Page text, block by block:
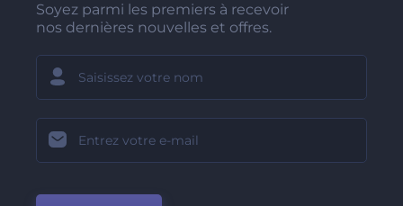
Soyez parmi les premiers à recevoir
nos dernières nouvelles et offres.